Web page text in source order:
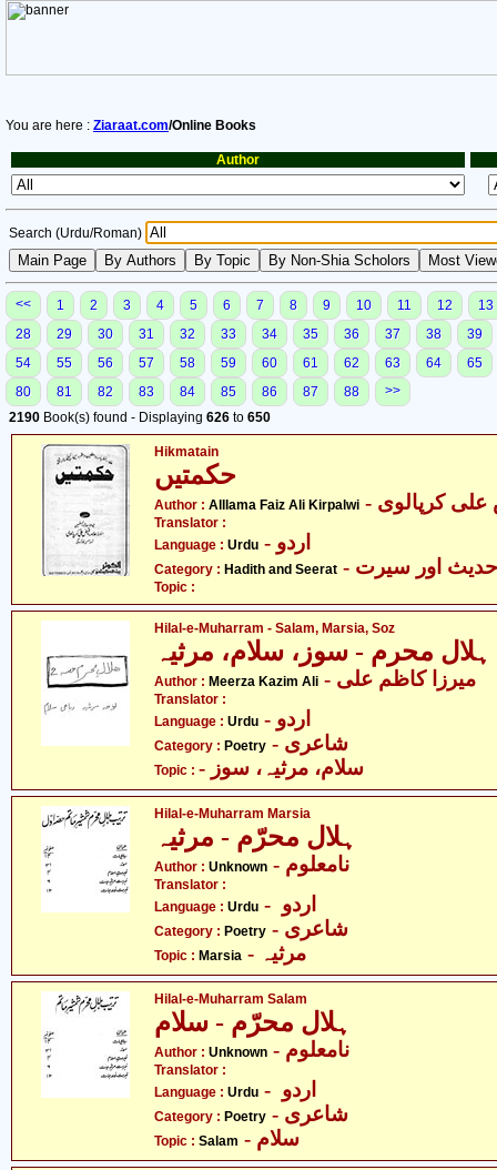
You are here : Ziaraat.com/Online Books
Author
Search (Urdu/Roman)
<< 1 2 3 4 5 6 7 8 9 10 11 12
13
28
29 30 31 32 33 34 35 36 37 38
39
54
55 56 57 58 59 60 61 62 63 64
65
80
81 82 83 84 85 86 87 88
>>
2190 Book(s) found - Displaying 626 to 650
Hikmatain
حکمتیں
Author : Alllama Faiz Ali Kirpalwi علی کرپالوی
Translator :
Language : Urdu - اردو
Category : Hadith and Seerat - حدیث اور سیرت
Topic :
Hilal-e-Muharram - Salam, Marsia, Soz
ہلال محرم - سوز، سلام، مرثیہ
Author : Meerza Kazim Ali - میرزا کاظم علی
Translator :
Language : Urdu - اردو
Category : Poetry - شاعری
Topic : - سلام، مرثیہ، سوز
Hilal-e-Muharram Marsia
ہلال محرّم - مرثیہ
Author : Unknown - نامعلوم
Translator :
Language : Urdu
Category : Poetry - شاعری
Topic : Marsia - مرثیہ
Hilal-e-Muharram Salam
ہلال محرّم - سلام
Author : Unknown - نامعلوم
Translator :
Language : Urdu
Category : Poetry - شاعری
Topic : Salam - سلام